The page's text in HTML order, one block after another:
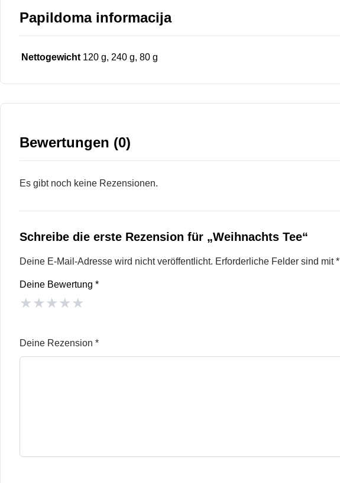
Papildoma informacija
Nettogewicht 120 g, 240 g, 80 g
Bewertungen (0)
Es gibt noch keine Rezensionen.
Schreibe die erste Rezension für „Weihnachts Tee“
Deine E-Mail-Adresse wird nicht veröffentlicht. Erforderliche Felder sind mit*
Deine Bewertung *
★★★★★
Deine Rezension *